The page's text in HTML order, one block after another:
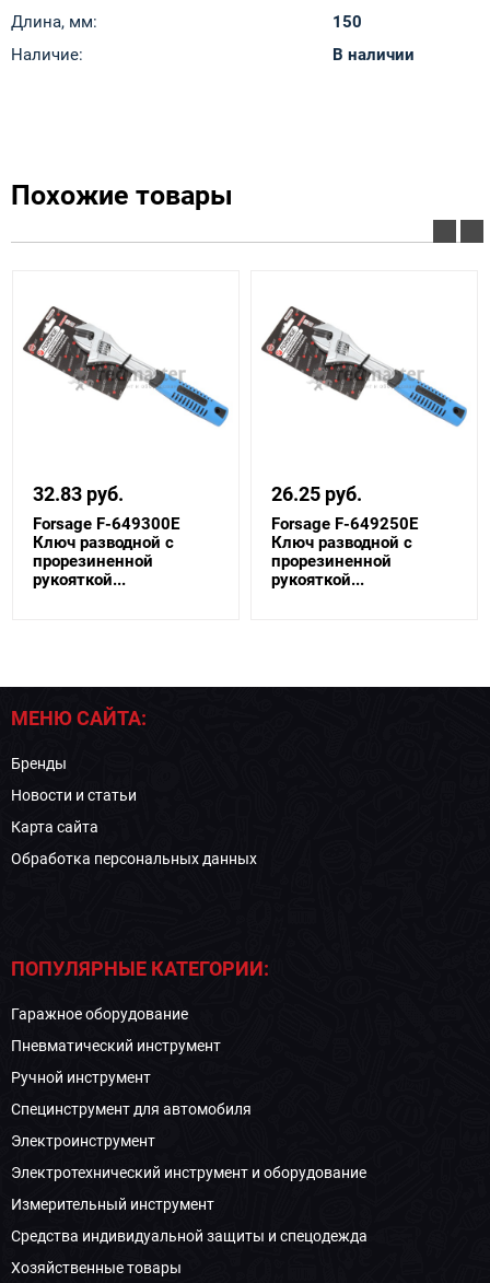
Длина, мм:
150
Наличие:
В наличии
Похожие товары
32.83 руб.
Forsage F-649300E
Ключ разводной с
прорезиненной
рукояткой...
26.25 руб.
Forsage F-649250E
Ключ разводной с
прорезиненной
рукояткой...
МЕНЮ САЙТА:
Бренды
Новости и статьи
Карта сайта
Обработка персональных данных
ПОПУЛЯРНЫЕ КАТЕГОРИИ:
Гаражное оборудование
Пневматический инструмент
Ручной инструмент
Специнструмент для автомобиля
Электроинструмент
Электротехнический инструмент и оборудование
Измерительный инструмент
Средства индивидуальной защиты и спецодежда
Хозяйственные товары